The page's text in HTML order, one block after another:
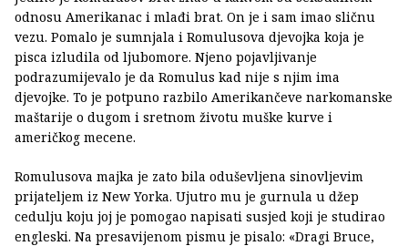
odnosu Amerikanac i mlađi brat. On je i sam imao sličnu
vezu. Pomalo je sumnjala i Romulusova djevojka koja je
pisca izludila od ljubomore. Njeno pojavljivanje
podrazumijevalo je da Romulus kad nije s njim ima
djevojke. To je potpuno razbilo Amerikančeve narkomanske
maštarije o dugom i sretnom životu muške kurve i
američkog mecene.
Romulusova majka je zato bila oduševljena sinovljevim
prijateljem iz New Yorka. Ujutro mu je gurnula u džep
cedulju koju joj je pomogao napisati susjed koji je studirao
engleski. Na presavijenom pismu je pisalo: «Dragi Bruce,